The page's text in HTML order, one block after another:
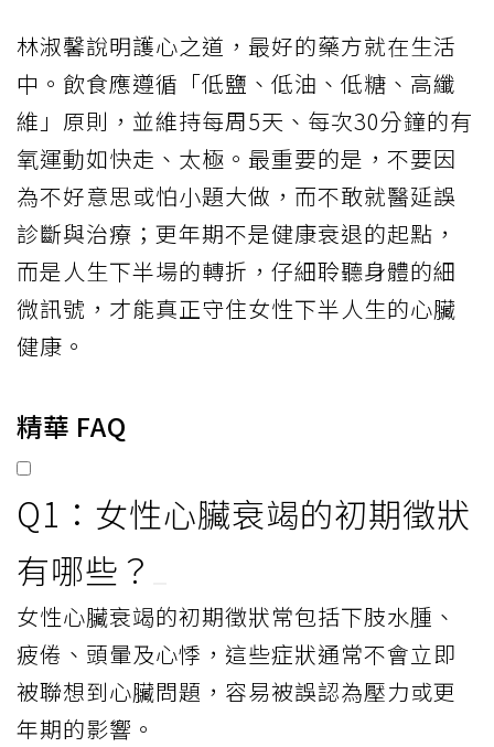
林淑馨說明護心之道，最好的藥方就在生活
中。飲食應遵循「低鹽、低油、低糖、高纖
維」原則，並維持每周5天、每次30分鐘的有
氧運動如快走、太極。最重要的是，不要因
為不好意思或怕小題大做，而不敢就醫延誤
診斷與治療；更年期不是健康衰退的起點，
而是人生下半場的轉折，仔細聆聽身體的細
微訊號，才能真正守住女性下半人生的心臟
健康。
精華 FAQ
Q1：女性心臟衰竭的初期徵狀
有哪些？
女性心臟衰竭的初期徵狀常包括下肢水腫、
疲倦、頭暈及心悸，這些症狀通常不會立即
被聯想到心臟問題，容易被誤認為壓力或更
年期的影響。